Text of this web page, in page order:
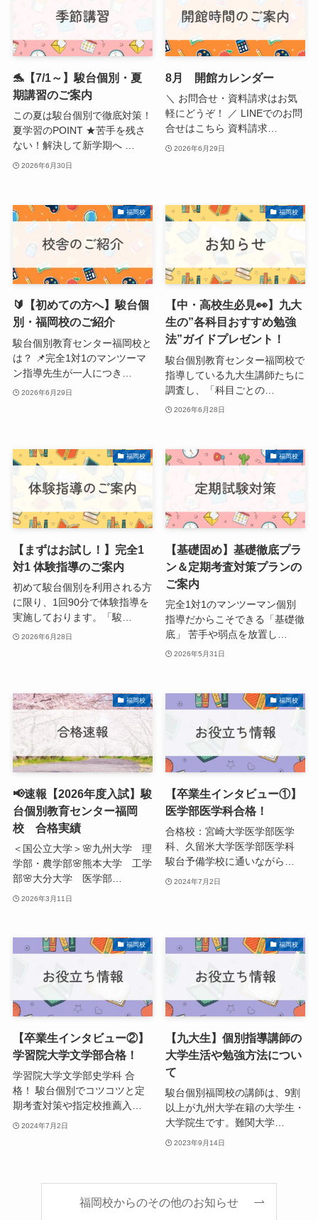
🐬【7/1～】駿台個別・夏
期講習のご案内
この夏は駿台個別で徹底対策！
夏学習のPOINT ★苦手を残さ
ない！解決して新学期へ …
2026年6月30日
8月 開館カレンダー
＼ お問合せ・資料請求はお気
軽にどうぞ！ ／ LINEでのお問
合せはこちら 資料請求…
2026年6月29日
福岡校
🔰【初めての方へ】駿台個
別・福岡校のご紹介
駿台個別教育センター福岡校と
は？ 📌完全1対1のマンツーマ
ン指導先生が一人につき…
2026年6月29日
福岡校
【中・高校生必見👀】九大
生の”各科目おすすめ勉強
法”ガイドプレゼント！
駿台個別教育センター福岡校で
指導している九大生講師たちに
調査し、「科目ごとの…
2026年6月28日
福岡校
【まずはお試し！】完全1
対1 体験指導のご案内
初めて駿台個別を利用される方
に限り、1回90分で体験指導を
実施しております。「駿…
2026年6月28日
福岡校
【基礎固め】基礎徹底プラ
ン＆定期考査対策プランの
ご案内
完全1対1のマンツーマン個別
指導だからこそできる「基礎徹
底」 苦手や弱点を放置し…
2026年5月31日
福岡校
📢速報【2026年度入試】駿
台個別教育センター福岡
校 合格実績
＜国公立大学＞🌸九州大学 理
学部・農学部🌸熊本大学 工学
部🌸大分大学 医学部…
2026年3月11日
福岡校
【卒業生インタビュー①】
医学部医学科合格！
合格校：宮崎大学医学部医学
科、久留米大学医学部医学科
駿台予備学校に通いながら…
2024年7月2日
福岡校
【卒業生インタビュー②】
学習院大学文学部合格！
学習院大学文学部史学科 合
格！ 駿台個別でコツコツと定
期考査対策や指定校推薦入…
2024年7月2日
福岡校
【九大生】個別指導講師の
大学生活や勉強方法につい
て
駿台個別福岡校の講師は、9割
以上が九州大学在籍の大学生・
大学院生です。難関大学…
2023年9月14日
福岡校からのその他のお知らせ